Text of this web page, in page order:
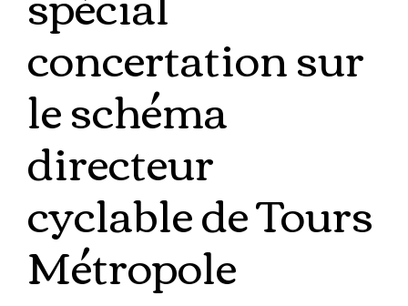
concertation sur
le schéma
directeur
cyclable de Tours
Métropole